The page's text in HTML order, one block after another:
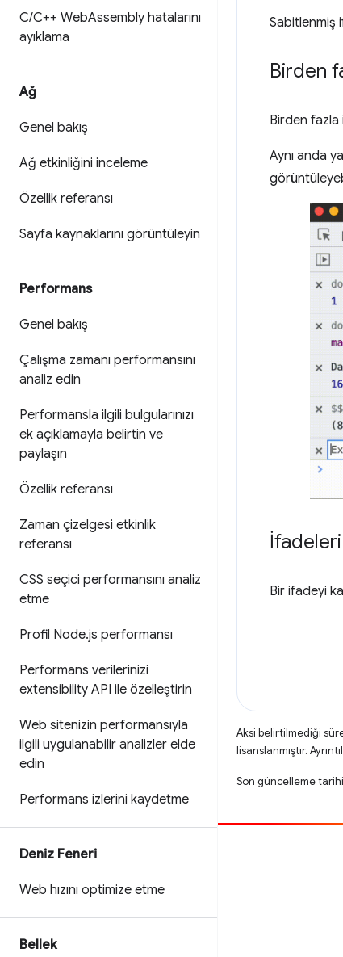
C/C++ WebAssembly hatalarını
ayıklama
Ağ
Genel bakış
Ağ etkinliğini inceleme
Özellik referansı
Sayfa kaynaklarını görüntüleyin
Performans
Genel bakış
Çalışma zamanı performansını
analiz edin
Performansla ilgili bulgularınızı
ek açıklamayla belirtin ve
paylaşın
Özellik referansı
Zaman çizelgesi etkinlik
referansı
CSS seçici performansını analiz
etme
Profil Node.js performansı
Performans verilerinizi
extensibility API ile özelleştirin
Web sitenizin performansıyla
ilgili uygulanabilir analizler elde
edin
Performans izlerini kaydetme
Deniz Feneri
Web hızını optimize etme
Bellek
Sabitlenmiş
Birden
Birden
Aynı anda
İfadeleri
Bir ifadeyi
Aksi belirtilmediği
lisanslanmıştır.
Son güncelleme
Katkıda bulun
Hata bildirin